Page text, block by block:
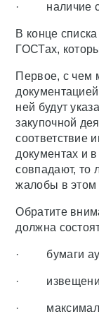
· наличие
В конце
ГОСТах,
Первое, с чем
ней будут
закупочной
соответствие
документах и
совпадают, то
жалобы в этом
Обратите
должна
· бумаги
·
·